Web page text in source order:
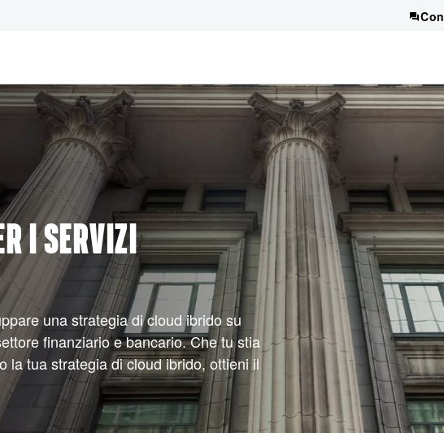
I SERVIZI
una strategia di cloud ibrido su
finanziario e bancario. Che tu stia
la tua strategia di cloud ibrido, ottieni il